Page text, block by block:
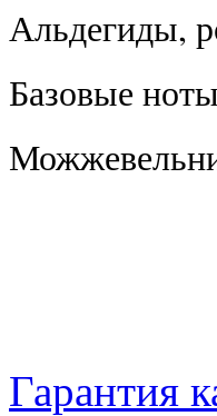
Альдегиды,
Базовые
Гарантия